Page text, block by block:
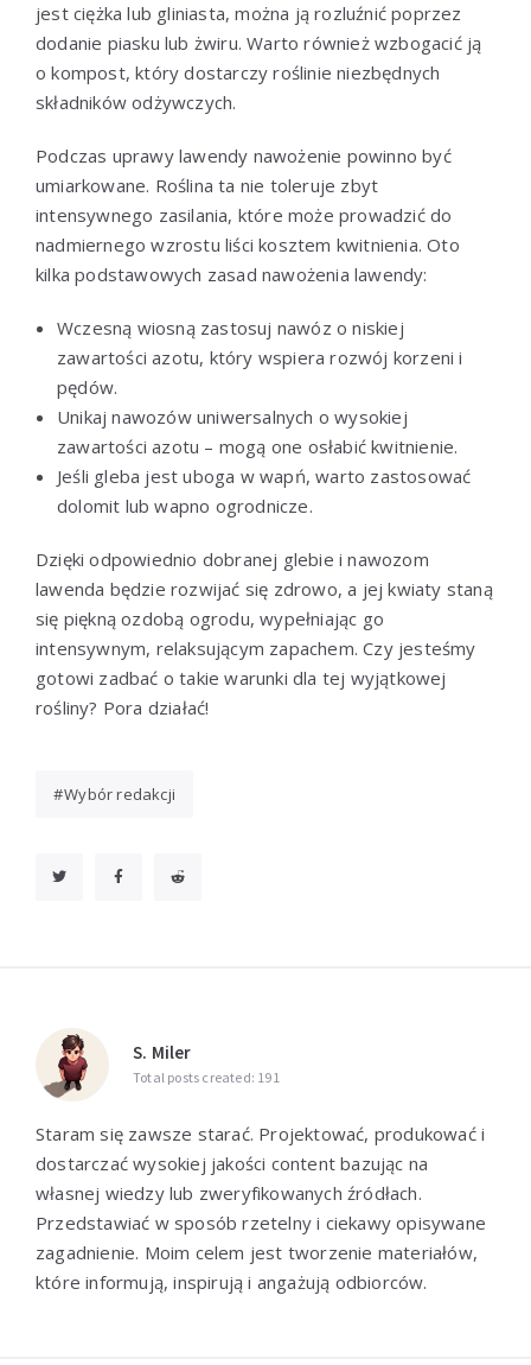
jest ciężka lub gliniasta, można ją rozluźnić poprzez
dodanie piasku lub żwiru. Warto również wzbogacić ją
o kompost, który dostarczy roślinie niezbędnych
składników odżywczych.
Podczas uprawy lawendy nawożenie powinno być
umiarkowane. Roślina ta nie toleruje zbyt
intensywnego zasilania, które może prowadzić do
nadmiernego wzrostu liści kosztem kwitnienia. Oto
kilka podstawowych zasad nawożenia lawendy:
Wczesną wiosną zastosuj nawóz o niskiej
zawartości azotu, który wspiera rozwój korzeni i
pędów.
Unikaj nawozów uniwersalnych o wysokiej
zawartości azotu – mogą one osłabić kwitnienie.
Jeśli gleba jest uboga w wapń, warto zastosować
dolomit lub wapno ogrodnicze.
Dzięki odpowiednio dobranej glebie i nawozom
lawenda będzie rozwijać się zdrowo, a jej kwiaty staną
się piękną ozdobą ogrodu, wypełniając go
intensywnym, relaksującym zapachem. Czy jesteśmy
gotowi zadbać o takie warunki dla tej wyjątkowej
rośliny? Pora działać!
Wybór redakcji
S. Miler
Total posts created: 191
Staram się zawsze starać. Projektować, produkować i
dostarczać wysokiej jakości content bazując na
własnej wiedzy lub zweryfikowanych źródłach.
Przedstawiać w sposób rzetelny i ciekawy opisywane
zagadnienie. Moim celem jest tworzenie materiałów,
które informują, inspirują i angażują odbiorców.